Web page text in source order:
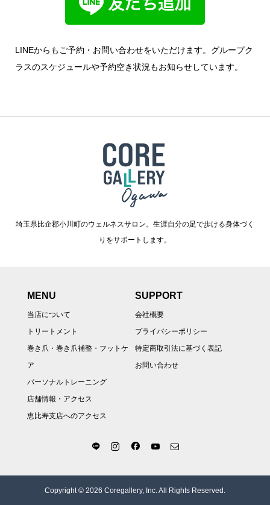
LINEからもご予約・お問い合わせをいただけます。グループク
ラスのスケジュールや予約空き状況もお知らせしています。
埼玉県比企郡小川町のウェルネスサロン。生涯自分の足で歩ける身体づく
りをサポートします。
MENU
当店について
トリートメント
巻き爪・巻き爪補整・フットケ
ア
パーソナルトレーニング
店舗情報・アクセス
恵比寿支店へのアクセス
SUPPORT
会社概要
プライバシーポリシー
特定商取引法に基づく表記
お問い合わせ
Copyright © 2026 Coregallery, Inc. All Rights Reserved.